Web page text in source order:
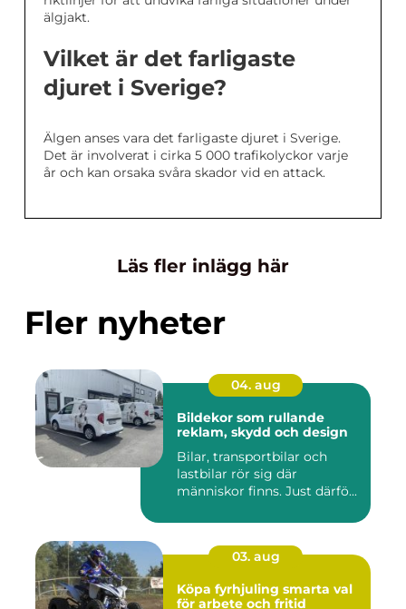
älgjakt.
Vilket är det farligaste
djuret i Sverige?
Älgen anses vara det farligaste djuret i Sverige.
Det är involverat i cirka 5 000 trafikolyckor varje
år och kan orsaka svåra skador vid en attack.
Läs fler inlägg här
Fler nyheter
04. aug
Bildekor som rullande
reklam, skydd och design
Bilar, transportbilar och
lastbilar rör sig där
människor finns. Just därfö...
03. aug
Köpa fyrhjuling smarta val
för arbete och fritid